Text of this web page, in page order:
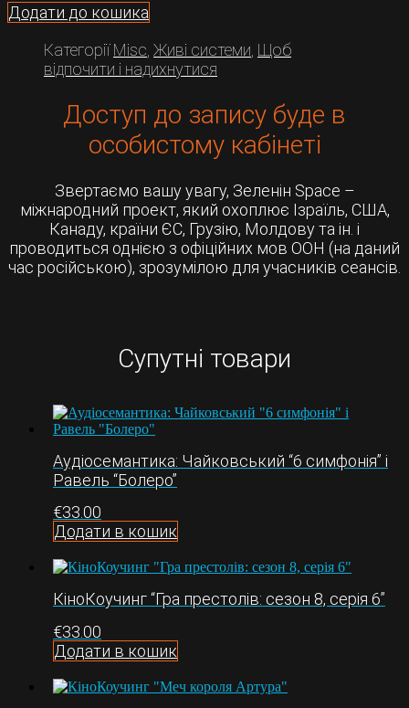
Додати до кошика
Категорії Misc Живі системи Щоб
відпочити і надихнутися
Доступ до запису буде в
особистому кабінеті
Звертаємо вашу увагу, Зеленін Space –
міжнародний проект, який охоплює Ізраїль, США,
Канаду, країни ЄС, Грузію, Молдову та ін. і
проводиться однією з офіційних мов ООН (на даний
час російською), зрозумілою для учасників сеансів.
Супутні товари
Аудіосемантика: Чайковський “6 симфонія” і
Равель “Болеро”
€33.00
Додати в кошик
КіноКоучинг “Гра престолів: сезон 8, серія 6”
€33.00
Додати в кошик